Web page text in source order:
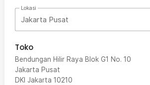
Lokasi
Jakarta Pusat
Toko
Bendungan Hilir Raya Blok G1 No. 10
Jakarta Pusat
DKI Jakarta 10210